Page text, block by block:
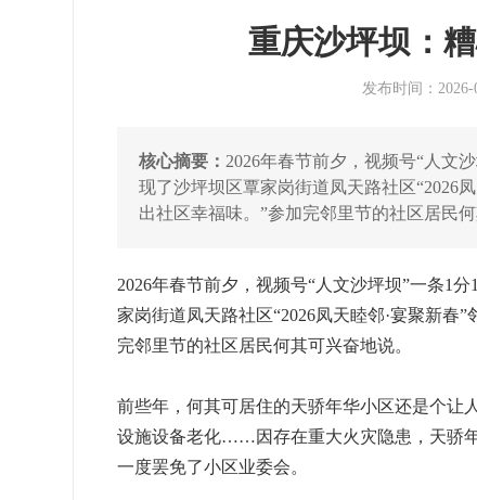
重庆沙坪坝：
发布时间：
核心摘要： 2026年春节前夕，视频号“人文
现了沙坪坝区覃家岗街道凤天路社区“2026
出社区幸福味。”参加完邻里节的社区居民何
2026年春节前夕，视频号“人文沙坪坝”一条1
家岗街道凤天路社区“2026凤天睦邻·宴聚新春
完邻里节的社区居民何其可兴奋地说。
前些年，何其可居住的天骄年华小区还是个让
设施设备老化……因存在重大火灾隐患，天骄
一度罢免了小区业委会。